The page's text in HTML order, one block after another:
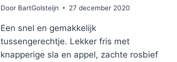
Door BartGolsteijn 27 december 2020
Een snel en gemakkelijk
tussengerechtje. Lekker fris met
knapperige sla en appel, zachte rosbief